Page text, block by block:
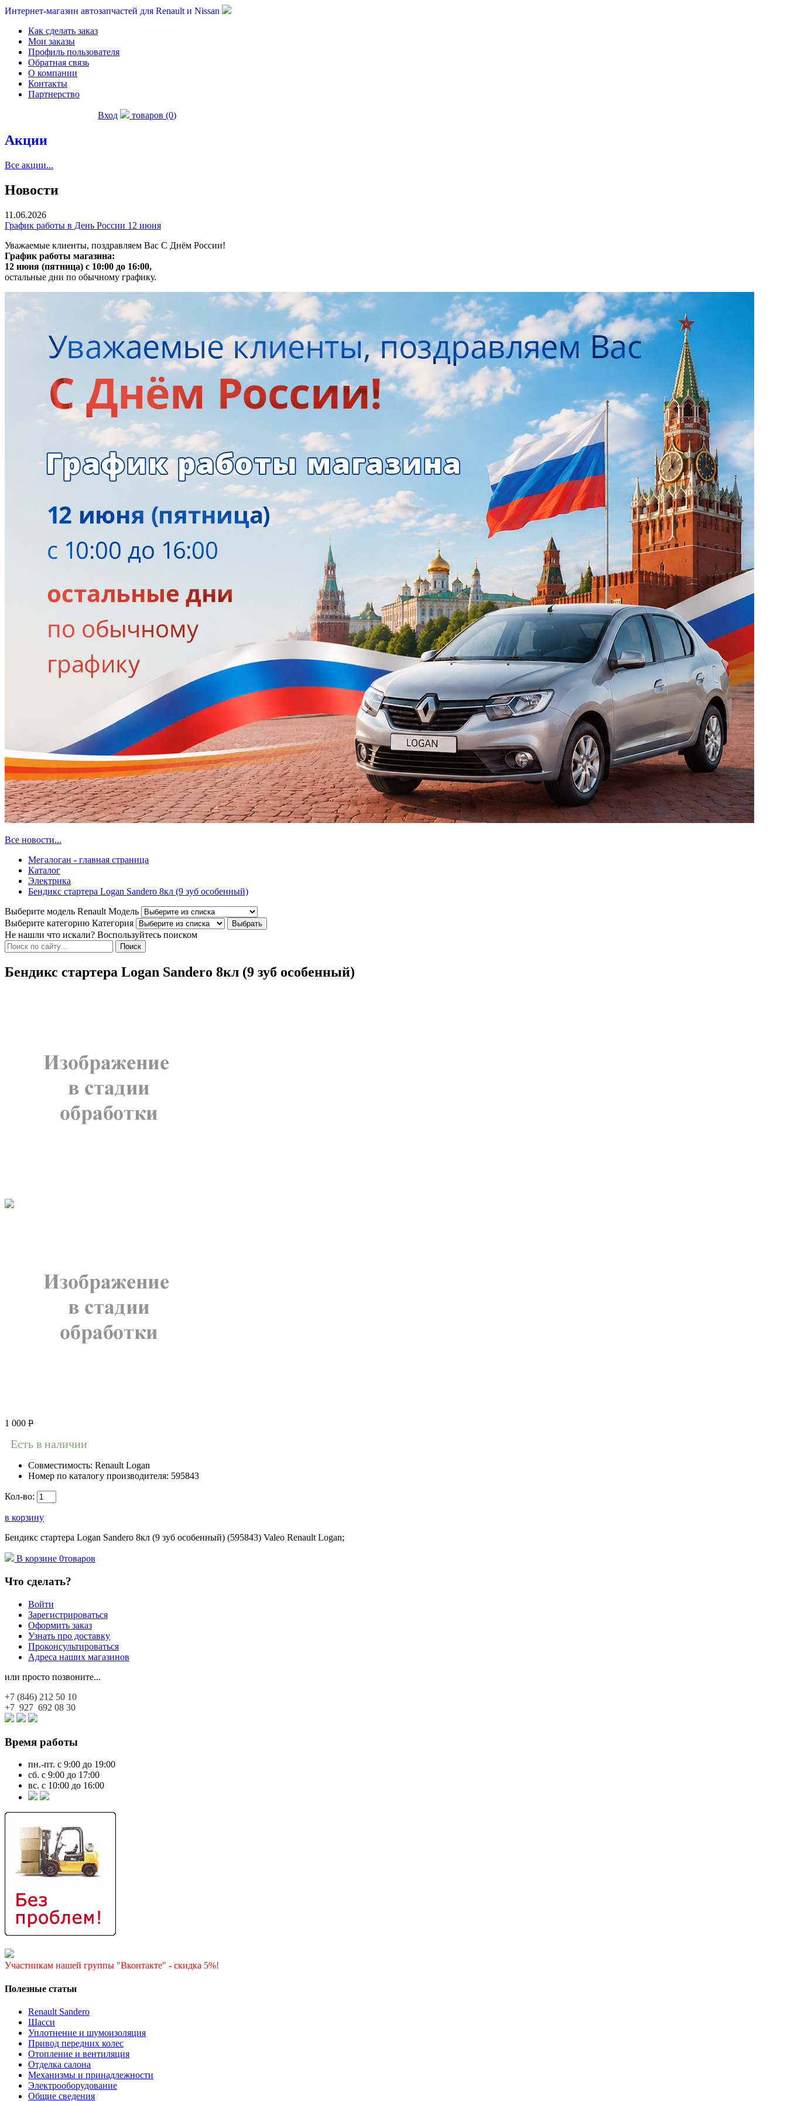
Интернет-магазин автозапчастей для Renault и Nissan
Как сделать заказ
Мои заказы
Профиль пользователя
Обратная связь
О компании
Контакты
Партнерство
Вход товаров (0)
Акции
Все акции...
Новости
11.06.2026
График работы в День России 12 июня
Уважаемые клиенты, поздравляем Вас С Днём России!
График работы магазина:
12 июня (пятница) с 10:00 до 16:00,
остальные дни по обычному графику.
Все новости...
Мегалоган - главная страница
Каталог
Электрика
Бендикс стартера Logan Sandero 8кл (9 зуб особенный)
Выберите модель Renault Модель
Выберите категорию Категория
Не нашли что искали? Воспользуйтесь поиском
Бендикс стартера Logan Sandero 8кл (9 зуб особенный)
1 000 Р
Есть в наличии
Совместимость: Renault Logan
Номер по каталогу производителя: 595843
Кол-во:
в корзину
Бендикс стартера Logan Sandero 8кл (9 зуб особенный) (595843) Valeo Renault Logan;
В корзине 0товаров
Что сделать?
Войти
Зарегистрироваться
Оформить заказ
Узнать про доставку
Проконсультироваться
Адреса наших магазинов
или просто позвоните...
+7 (846) 212 50 10
+7 927 692 08 30
Время работы
пн.-пт. с 9:00 до 19:00
сб. с 9:00 до 17:00
вс. с 10:00 до 16:00
Участникам нашей группы "Вконтакте" - скидка 5%!
Полезные статьи
Renault Sandero
Шасси
Уплотнение и шумоизоляция
Привод передних колес
Отопление и вентиляция
Отделка салона
Механизмы и принадлежности
Электрооборудование
Общие сведения